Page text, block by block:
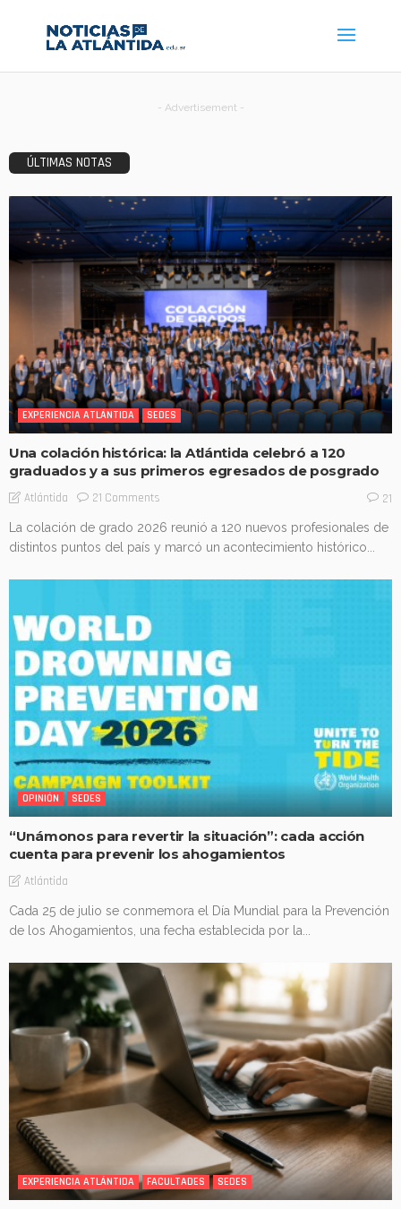
- Advertisement -
ÚLTIMAS NOTAS
EXPERIENCIA ATLÁNTIDA SEDES
Una colación histórica: la Atlántida celebró a 120
graduados y a sus primeros egresados de posgrado
Atlántida 21 Comments 21
La colación de grado 2026 reunió a 120 nuevos profesionales de
distintos puntos del país y marcó un acontecimiento histórico...
OPINIÓN SEDES
“Unámonos para revertir la situación”: cada acción
cuenta para prevenir los ahogamientos
Atlántida
Cada 25 de julio se conmemora el Día Mundial para la Prevención
de los Ahogamientos, una fecha establecida por la...
EXPERIENCIA ATLÁNTIDA FACULTADES SEDES